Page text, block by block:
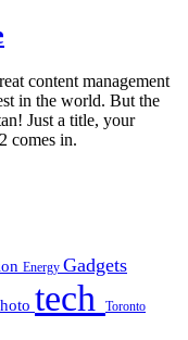
content management
in the world. But the
Just a title, your
comes in.
Energy Gadgets
tech Toronto